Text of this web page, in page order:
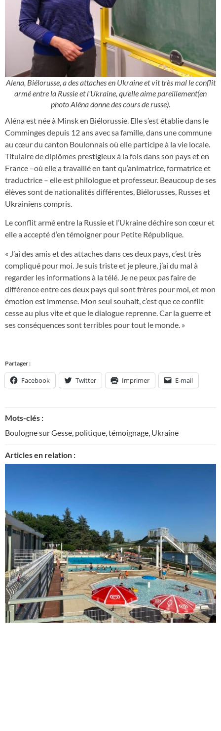
Alena, Biélorusse, a des attaches en Ukraine et vit très mal le conflit
armé entre la Russie et l'Ukraine, qu'elle aime pareillement(en
photo Aléna donne des cours de russe).
Aléna est née à Minsk en Biélorussie. Elle s’est établie dans le
Comminges depuis 12 ans avec sa famille, dans une commune
au cœur du canton Boulonnais où elle participe à la vie locale.
Titulaire de diplômes prestigieux à la fois dans son pays et en
France –où elle a travaillé en tant qu’animatrice, formatrice et
traductrice – elle est philologue et professeur. Beaucoup de ses
élèves sont de nationalités différentes, Biélorusses, Russes et
Ukrainiens compris.
Le conflit armé entre la Russie et l’Ukraine déchire son cœur et
elle a accepté d’en témoigner pour Petite République.
« J’ai des amis et des attaches dans ces deux pays, c’est très
compliqué pour moi. Je suis triste et je pleure, j’ai du mal à
regarder les informations à la télé. Je ne peux pas faire de
différence entre ces deux pays qui sont frères pour moi, et mon
émotion est immense. Mon seul souhait, c’est que ce conflit
cesse au plus vite et que le dialogue reprenne. Car la guerre et
ses conséquences sont terribles pour tout le monde. »
Partager :
Facebook Twitter Imprimer E-mail
Mots-clés :
Boulogne sur Gesse, politique,témoignage, Ukraine
Articles en relation :